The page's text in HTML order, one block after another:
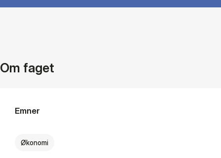
Om faget
Emner
Økonomi